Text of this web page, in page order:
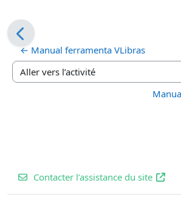
← Manual ferramenta VLibras
Aller vers l’activité
Contacter l’assistance du site